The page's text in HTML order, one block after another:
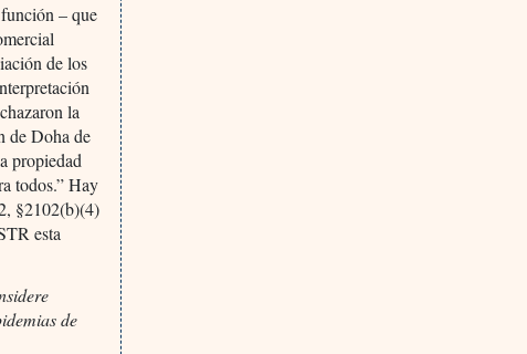
– que
de los
la
de Doha de
propiedad
todos.” Hay
§2102(b)(4)
esta
de